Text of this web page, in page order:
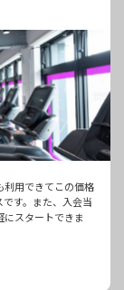
利用できてこの価格
す。また、入会当
スタートできま